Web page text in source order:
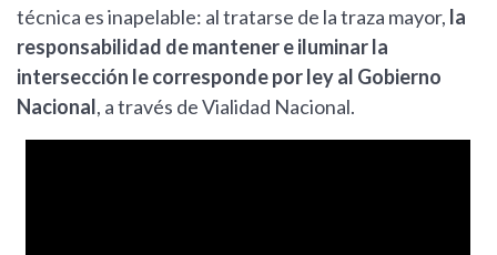
técnica es inapelable: al tratarse de la traza mayor, la
responsabilidad de mantener e iluminar la
intersección le corresponde por ley al Gobierno
Nacional, a través de Vialidad Nacional.